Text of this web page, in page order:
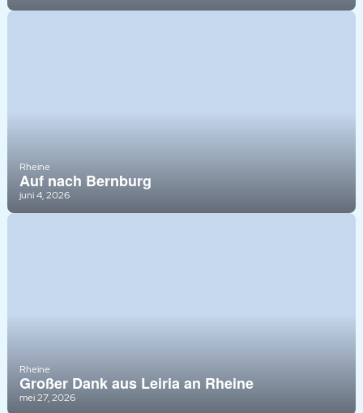
Rheine
Auf nach Bernburg
juni 4, 2026
Rheine
Großer Dank aus Leiria an Rheine
mei 27, 2026